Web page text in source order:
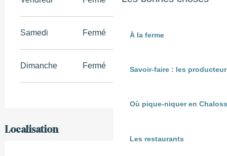
À la ferme
Savoir-faire : les
Où pique-niquer en
Les restaurants
Samedi Fermé
Dimanche Fermé
Localisation